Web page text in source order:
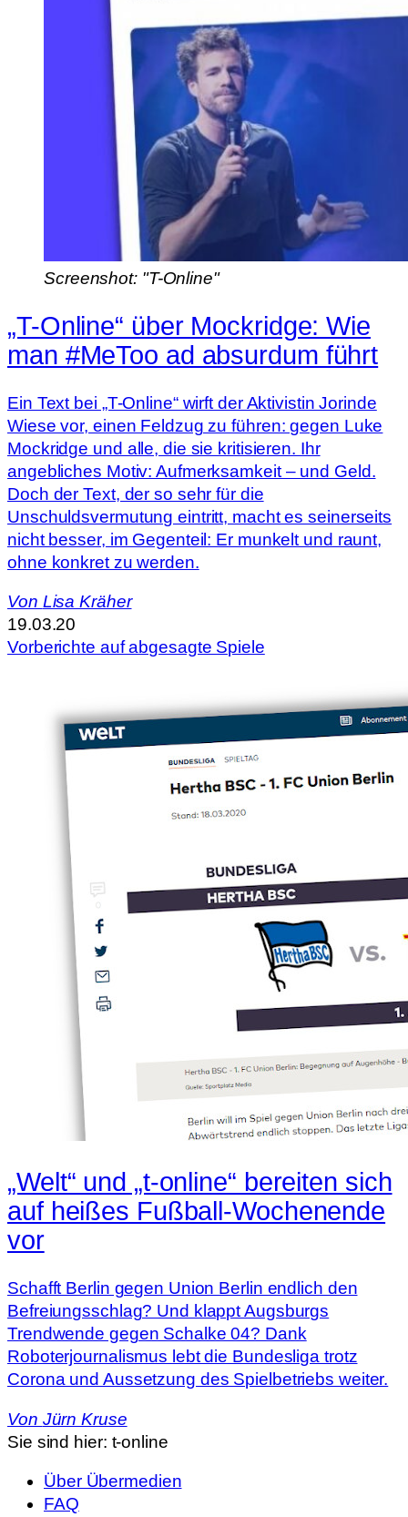
Screenshot: "T-Online"
„T-Online“ über Mockridge: Wie
man #MeToo ad absurdum führt
Ein Text bei „T-Online“ wirft der Aktivistin Jorinde
Wiese vor, einen Feldzug zu führen: gegen Luke
Mockridge und alle, die sie kritisieren. Ihr
angebliches Motiv: Aufmerksamkeit – und Geld.
Doch der Text, der so sehr für die
Unschuldsvermutung eintritt, macht es seinerseits
nicht besser, im Gegenteil: Er munkelt und raunt,
ohne konkret zu werden.
Von Lisa Kräher
19.03.20
Vorberichte auf abgesagte Spiele
„Welt“ und „t-online“ bereiten sich
auf heißes Fußball-Wochenende
vor
Schafft Berlin gegen Union Berlin endlich den
Befreiungsschlag? Und klappt Augsburgs
Trendwende gegen Schalke 04? Dank
Roboterjournalismus lebt die Bundesliga trotz
Corona und Aussetzung des Spielbetriebs weiter.
Von Jürn Kruse
Sie sind hier: t-online
Über Übermedien
FAQ